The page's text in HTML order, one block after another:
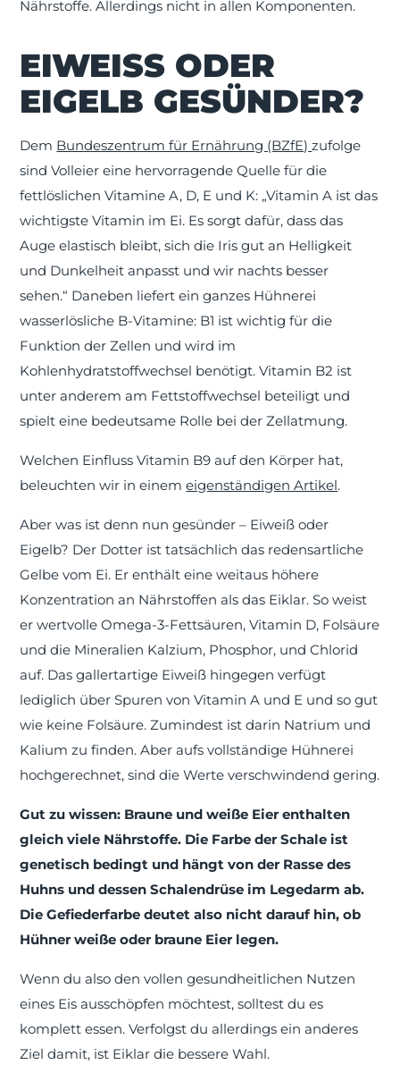
Nährstoffe. Allerdings nicht in allen Komponenten.
EIWEISS ODER E
IGELB GESÜNDER?
Dem Bundeszentrum für Ernährung (BZfE)zufolge
sind Volleier eine hervorragende Quelle für die
fettlöslichen Vitamine A, D, E und K: „Vitamin A ist das
wichtigste Vitamin im Ei. Es sorgt dafür, dass das
Auge elastisch bleibt, sich die Iris gut an Helligkeit
und Dunkelheit anpasst und wir nachts besser
sehen.“ Daneben liefert ein ganzes Hühnerei
wasserlösliche B-Vitamine: B1 ist wichtig für die
Funktion der Zellen und wird im
Kohlenhydratstoffwechsel benötigt. Vitamin B2 ist
unter anderem am Fettstoffwechsel beteiligt und
spielt eine bedeutsame Rolle bei der Zellatmung.
Welchen Einfluss Vitamin B9 auf den Körper hat,
beleuchten wir in einemeigenständigen Artikel.
Aber was ist denn nun gesünder – Eiweiß oder
Eigelb? Der Dotter ist tatsächlich das redensartliche
Gelbe vom Ei. Er enthält eine weitaus höhere
Konzentration an Nährstoffen als das Eiklar. So weist
er wertvolle Omega-3-Fettsäuren, Vitamin D, Folsäure
und die Mineralien Kalzium, Phosphor, und Chlorid
auf. Das gallertartige Eiweiß hingegen verfügt
lediglich über Spuren von Vitamin A und E und so gut
wie keine Folsäure. Zumindest ist darin Natrium und
Kalium zu finden. Aber aufs vollständige Hühnerei
hochgerechnet, sind die Werte verschwindend gering.
Gut zu wissen: Braune und weiße Eier enthalten
gleich viele Nährstoffe. Die Farbe der Schale ist
genetisch bedingt und hängt von der Rasse des
Huhns und dessen Schalendrüse im Legedarm ab.
Die Gefiederfarbe deutet also nicht darauf hin, ob
Hühner weiße oder braune Eier legen.
Wenn du also den vollen gesundheitlichen Nutzen
eines Eis ausschöpfen möchtest, solltest du es
komplett essen. Verfolgst du allerdings ein anderes
Ziel damit, ist Eiklar die bessere Wahl.